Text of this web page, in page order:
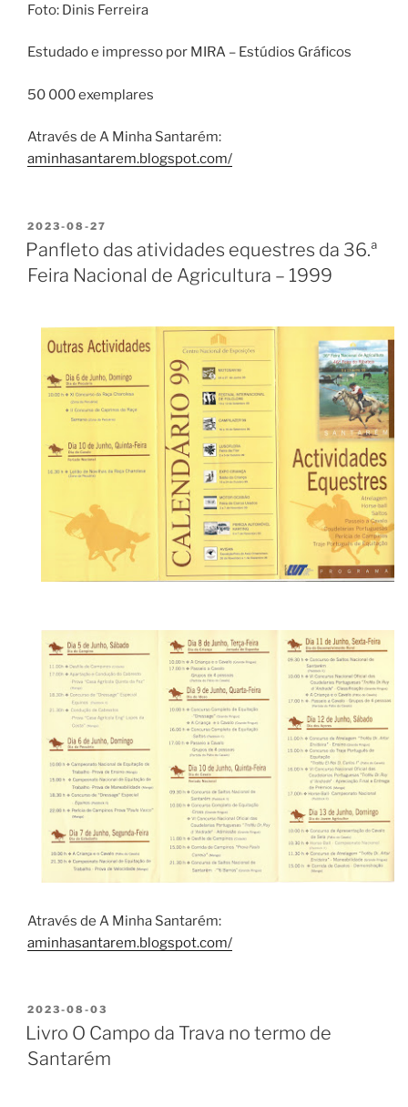
Foto: Dinis Ferreira
Estudado e impresso por MIRA – Estúdios Gráficos
50 000 exemplares
Através de A Minha Santarém:
aminhasantarem.blogspot.com/
PUBLICADO
EM
2023-08-27
Panfleto das atividades equestres da 36.ª
Feira Nacional de Agricultura – 1999
Através de A Minha Santarém:
aminhasantarem.blogspot.com/
PUBLICADO
EM
2023-08-03
Livro O Campo da Trava no termo de
Santarém